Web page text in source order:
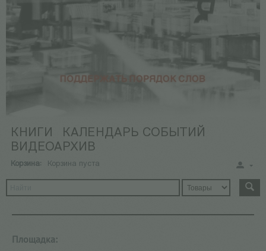
КНИГИ
КАЛЕНДАРЬ СОБЫТИЙ
ВИДЕОАРХИВ
Корзина: Корзина пуста
Площадка: